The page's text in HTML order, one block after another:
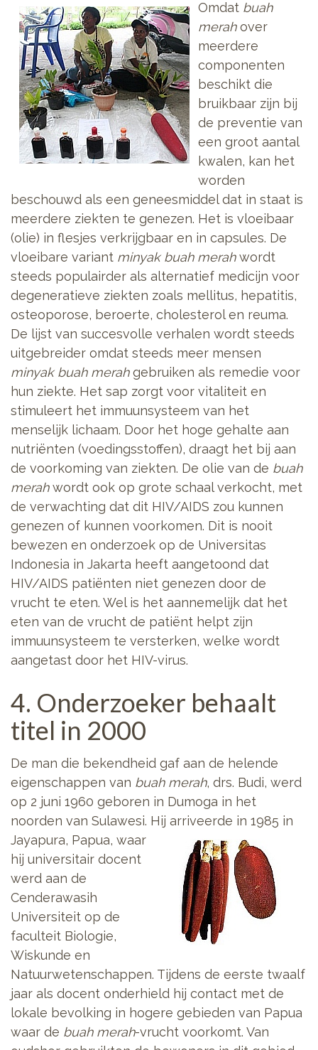
Omdat buah
merahover
meerdere
componenten
beschikt die
bruikbaar zijn bij
de preventie van
een groot aantal
kwalen, kan het
worden
beschouwd als een geneesmiddel dat in staat is
meerdere ziekten te genezen. Het is vloeibaar
(olie) in flesjes verkrijgbaar en in capsules. De
vloeibare variant minyak buah merahwordt
steeds populairder als alternatief medicijn voor
degeneratieve ziekten zoals mellitus, hepatitis,
osteoporose, beroerte, cholesterol en reuma.
De lijst van succesvolle verhalen wordt steeds
uitgebreider omdat steeds meer mensen
minyak buah merahgebruiken als remedie voor
hun ziekte. Het sap zorgt voor vitaliteit en
stimuleert het immuunsysteem van het
menselijk lichaam. Door het hoge gehalte aan
nutriënten (voedingsstoffen), draagt het bij aan
de voorkoming van ziekten. De olie van de buah
merahwordt ook op grote schaal verkocht, met
de verwachting dat dit HIV/AIDS zou kunnen
genezen of kunnen voorkomen. Dit is nooit
bewezen en onderzoek op de Universitas
Indonesia in Jakarta heeft aangetoond dat
HIV/AIDS patiënten niet genezen door de
vrucht te eten. Wel is het aannemelijk dat het
eten van de vrucht de patiënt helpt zijn
immuunsysteem te versterken, welke wordt
aangetast door het HIV-virus.
4. Onderzoeker behaalt
titel in 2000
De man die bekendheid gaf aan de helende
eigenschappen van buah merah, drs. Budi, werd
op 2 juni 1960 geboren in Dumoga in het
noorden van Sulawesi. Hij arriveerde in 1985 in
Jayapura, Papua, waar
hij universitair docent
werd aan de
Cenderawasih
Universiteit op de
faculteit Biologie,
Wiskunde en
Natuurwetenschappen. Tijdens de eerste twaalf
jaar als docent onderhield hij contact met de
lokale bevolking in hogere gebieden van Papua
waar de buah merah-vrucht voorkomt. Van